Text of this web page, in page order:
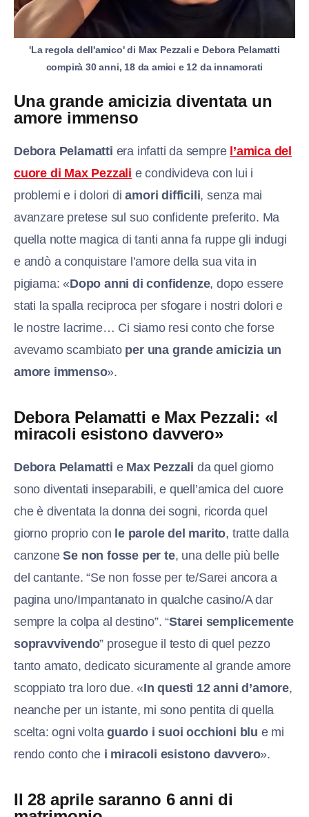
'La regola dell'amico' di Max Pezzali e Debora Pelamatti
compirà 30 anni, 18 da amici e 12 da innamorati
Una grande amicizia diventata un
amore immenso
Debora Pelamatti era infatti da sempre l’amica del
cuore di Max Pezzali e condivideva con lui i
problemi e i dolori diamori difficili, senza mai
avanzare pretese sul suo confidente preferito. Ma
quella notte magica di tanti anna fa ruppe gli indugi
e andò a conquistare l’amore della sua vita in
pigiama: «Dopo anni di confidenze, dopo essere
stati la spalla reciproca per sfogare i nostri dolori e
le nostre lacrime… Ci siamo resi conto che forse
avevamo scambiato per una grande amicizia un
amore immenso».
Debora Pelamatti e Max Pezzali: «I
miracoli esistono davvero»
Debora Pelamatti e Max Pezzali da quel giorno
sono diventati inseparabili, e quell’amica del cuore
che è diventata la donna dei sogni, ricorda quel
giorno proprio con le parole del marito, tratte dalla
canzoneSe non fosse per te, una delle più belle
del cantante. “Se non fosse per te/Sarei ancora a
pagina uno/Impantanato in qualche casino/A dar
sempre la colpa al destino”. “Starei semplicemente
sopravvivendo” prosegue il testo di quel pezzo
tanto amato, dedicato sicuramente al grande amore
scoppiato tra loro due. «In questi 12 anni d’amore,
neanche per un istante, mi sono pentita di quella
scelta: ogni voltaguardo i suoi occhioni blu e mi
rendo conto che i miracoli esistono davvero».
Il 28 aprile saranno 6 anni di